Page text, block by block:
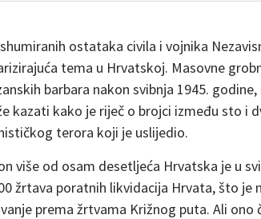
ostataka civila i vojnika
tema u Hrvatskoj. Masovne
barbara nakon svibnja 1945.
kazati kako je riječ o brojci između sto i
terora koji je uslijedio.
više od osam desetljeća Hrvatska je u
žrtava poratnih likvidacija Hrvata, što je
prema žrtvama Križnog puta. Ali